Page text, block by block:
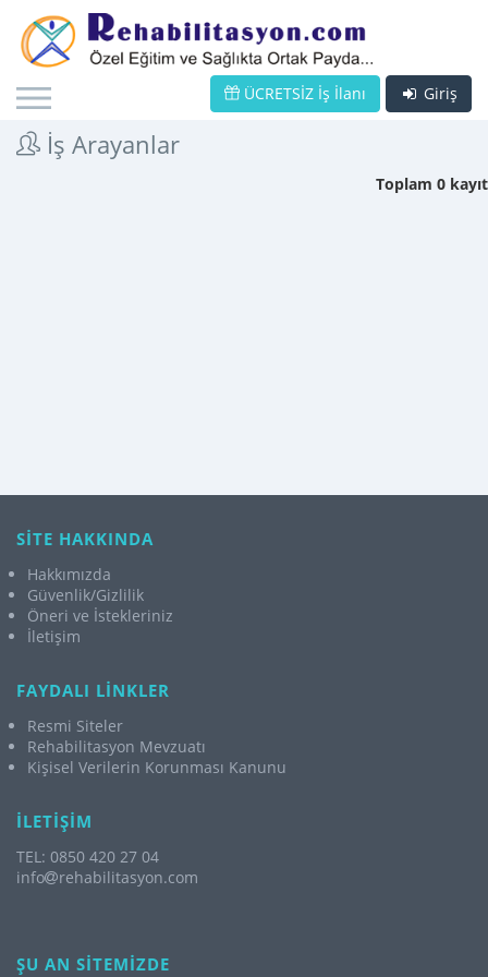
Giriş
ÜCRETSİZ İş İlanı
İş Arayanlar
Toplam 0 kayıt
SİTE HAKKINDA
Hakkımızda
Güvenlik/Gizlilik
Öneri ve İstekleriniz
İletişim
FAYDALI LİNKLER
Resmi Siteler
Rehabilitasyon Mevzuatı
Kişisel Verilerin Korunması Kanunu
İLETİŞİM
TEL: 0850 420 27 04
info
rehabilitasyon.com
ŞU AN SİTEMİZDE